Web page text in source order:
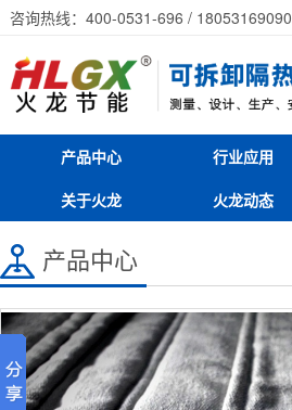
咨询热线：400-0531-696 / 18053169090
产品中心 行业应用
关于火龙
火龙动态
产品中心